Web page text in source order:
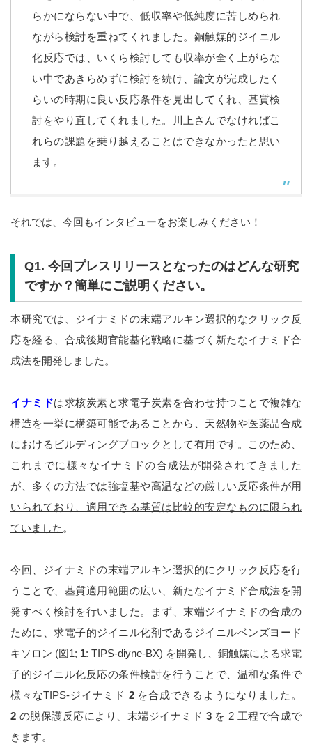
らかにならない中で、低収率や低純度に苦しめられ
ながら検討を重ねてくれました。銅触媒的ジイニル
化反応では、いくら検討しても収率が全く上がらな
い中であきらめずに検討を続け、論文が完成したく
らいの時期に良い反応条件を見出してくれ、基質検
討をやり直してくれました。川上さんでなければこ
れらの課題を乗り越えることはできなかったと思い
ます。
それでは、今回もインタビューをお楽しみください！
Q1. 今回プレスリリースとなったのはどんな研究
ですか？簡単にご説明ください。
本研究では、ジイナミドの末端アルキン選択的なクリック反
応を経る、合成後期官能基化戦略に基づく新たなイナミド合
成法を開発しました。
イナミドは求核炭素と求電子炭素を合わせ持つことで複雑な
構造を一挙に構築可能であることから、天然物や医薬品合成
におけるビルディングブロックとして有用です。このため、
これまでに様々なイナミドの合成法が開発されてきました
が、 多くの方法では強塩基や高温などの厳しい反応条件が用
いられており、適用できる基質は比較的安定なものに限られ
ていました。
今回、ジイナミドの末端アルキン選択的にクリック反応を行
うことで、基質適用範囲の広い、新たなイナミド合成法を開
発すべく検討を行いました。まず、末端ジイナミドの合成の
ために、求電子的ジイニル化剤であるジイニルベンズヨード
キソロン (図1; 1: TIPS-diyne-BX) を開発し、銅触媒による求電
子的ジイニル化反応の条件検討を行うことで、温和な条件で
様々なTIPS-ジイナミド 2 を合成できるようになりました。
2 の脱保護反応により、末端ジイナミド 3 を 2 工程で合成で
きます。